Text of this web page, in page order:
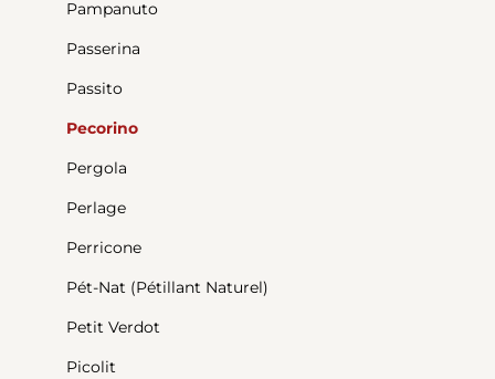
Pampanuto
Passerina
Passito
Pecorino
Pergola
Perlage
Perricone
Pét-Nat (Pétillant Naturel)
Petit Verdot
Picolit